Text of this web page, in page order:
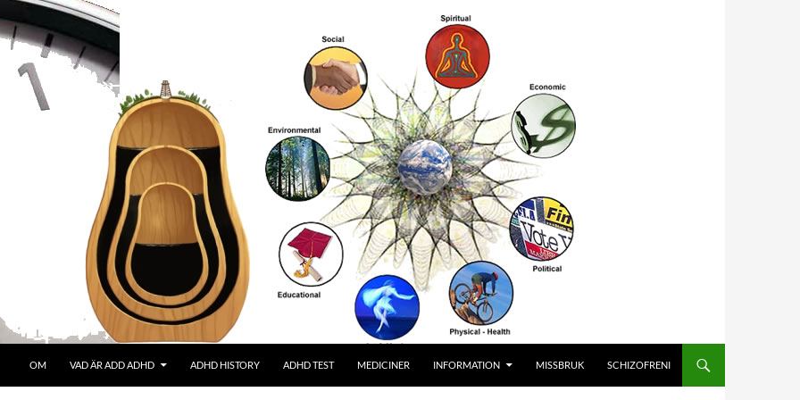
OM VAD ÄR ADD ADHD ADHD HISTORY ADHD TEST MEDICINER INFORMATION MISSBRUK SCHIZOFRENI